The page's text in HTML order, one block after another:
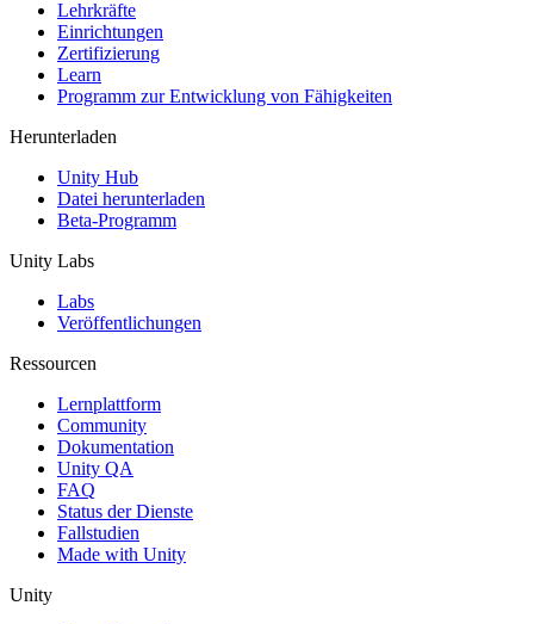
XR-Spiele
XR-Spiele plattformübergreifend starten
Multiplayer-Spiele
Vereinfachte Entwicklung von Multiplayer-Spielen
Lehrkräfte
Einrichtungen
Zertifizierung
Learn
Programm zur Entwicklung von Fähigkeiten
Herunterladen
Unity Hub
Datei herunterladen
Beta-Programm
Unity Labs
Labs
Veröffentlichungen
Ressourcen
Lernplattform
Community
Dokumentation
Unity QA
FAQ
Status der Dienste
Fallstudien
Made with Unity
Unity